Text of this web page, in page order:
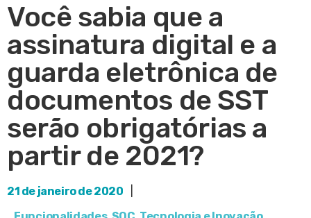
Você sabia que a
assinatura digital e a
guarda eletrônica de
documentos de SST
serão obrigatórias a
partir de 2021?
21 de janeiro de 2020